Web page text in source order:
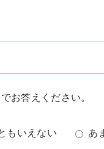
お答えください。
もいえない あ